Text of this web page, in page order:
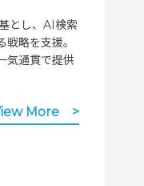
とし、AI検索
略を支援。
気通貫で提供
More